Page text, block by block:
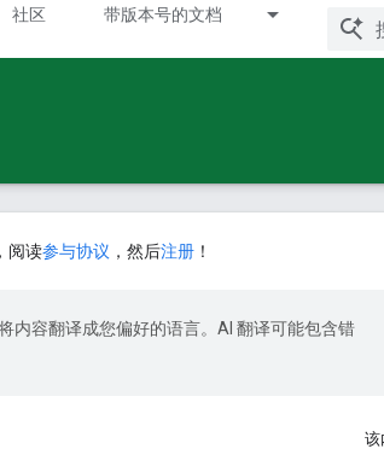
社区 带版本号的文档
，阅读参与协议 ，然后注册 ！
内容翻译成您偏好的语言。AI 翻译可能包含错
该